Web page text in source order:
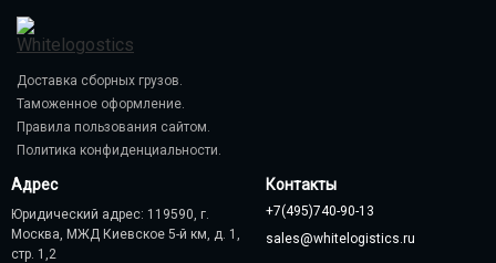
Доставка сборных грузов.
Таможенное оформление.
Правила пользования сайтом.
Политика конфиденциальности.
Адрес
Юридический адрес: 119590, г.
Москва, МЖД Киевское 5-й км, д. 1,
стр. 1,2
Контакты
+7(495)740-90-13
sales@whitelogistics.ru